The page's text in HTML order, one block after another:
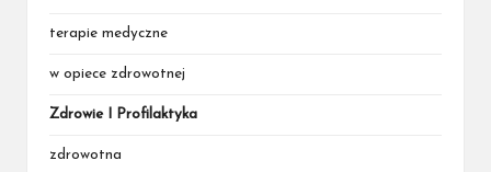
terapie medyczne
w opiece zdrowotnej
Zdrowie I Profilaktyka
zdrowotna